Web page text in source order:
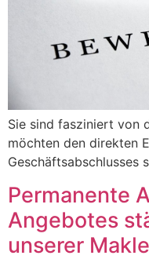
Sie sind fasziniert von
möchten den direkten
Geschäftsabschlusses
Permanente
Angebotes
unserer